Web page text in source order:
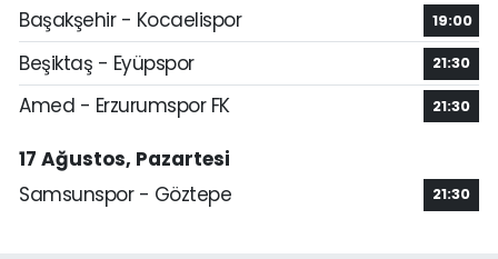
Başakşehir - Kocaelispor
19:00
Beşiktaş - Eyüpspor 21:30
Amed - Erzurumspor FK 21:30
17 Ağustos, Pazartesi
Samsunspor - Göztepe
21:30